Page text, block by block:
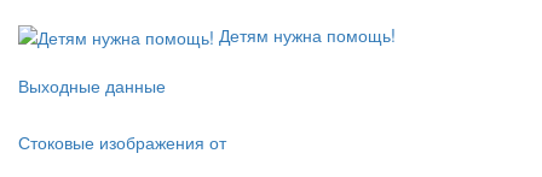
Детям нужна помощь!
Выходные данные
Стоковые изображения от